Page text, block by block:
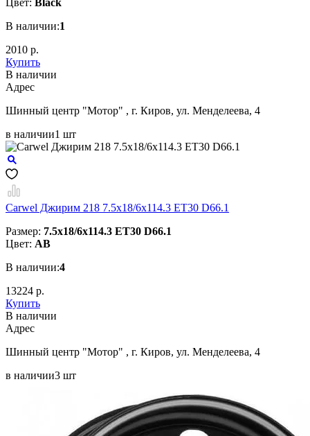
В наличии:1
2010 р.
Купить
В наличии
Aдрес
Шинный центр "Мотор" , г. Киров, ул. Менделеева, 4
в наличии1 шт
Carwel Джирим 218 7.5x18/6x114.3 ET30 D66.1
Размер: 7.5x18/6x114.3 ET30 D66.1
Цвет: AB
В наличии:4
13224 р.
Купить
В наличии
Aдрес
Шинный центр "Мотор" , г. Киров, ул. Менделеева, 4
в наличии3 шт